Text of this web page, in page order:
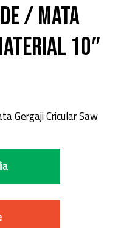
/ Mata
10″
Gergaji Cricular Saw